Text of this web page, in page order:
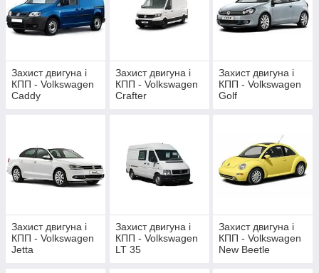
Захист двигуна і
КПП - Volkswagen
Caddy
Захист двигуна і
КПП - Volkswagen
Crafter
Захист двигуна і
КПП - Volkswagen
Golf
Захист двигуна і
КПП - Volkswagen
Jetta
Захист двигуна і
КПП - Volkswagen
LT 35
Захист двигуна і
КПП - Volkswagen
New Beetle